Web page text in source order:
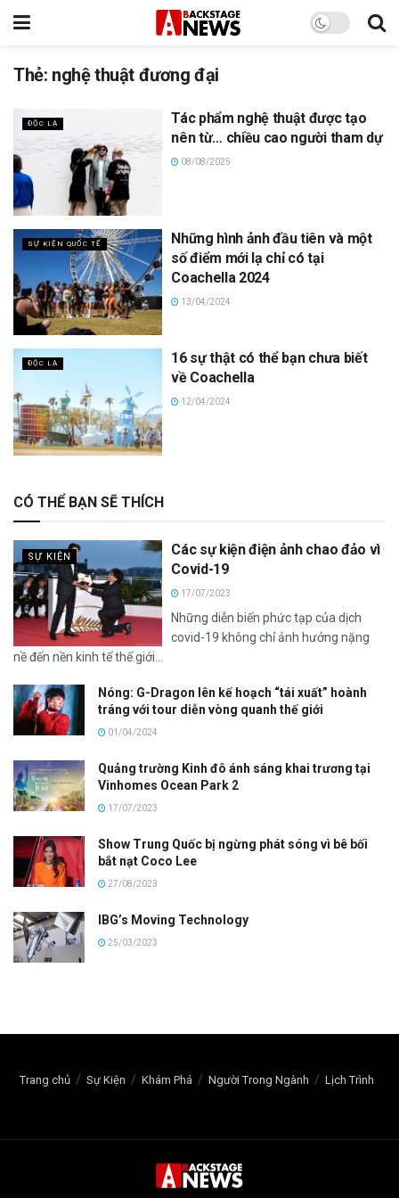
Thẻ: nghệ thuật đương đại
ĐỘC LẠ
Tác phẩm nghệ thuật được tạo
nên từ… chiều cao người tham dự
08/08/2025
SỰ KIỆN QUỐC TẾ
Những hình ảnh đầu tiên và một
số điểm mới lạ chỉ có tại
Coachella 2024
13/04/2024
ĐỘC LẠ
16 sự thật có thể bạn chưa biết
về Coachella
12/04/2024
CÓ THỂ BẠN SẼ THÍCH
SỰ KIỆN
Các sự kiện điện ảnh chao đảo vì
Covid-19
17/07/2023
Những diễn biến phức tạp của dịch
covid-19 không chỉ ảnh hưởng nặng
nề đến nền kinh tế thế giới...
Nóng: G-Dragon lên kế hoạch “tái xuất” hoành
tráng với tour diễn vòng quanh thế giới
01/04/2024
Quảng trường Kinh đô ánh sáng khai trương tại
Vinhomes Ocean Park 2
17/07/2023
Show Trung Quốc bị ngừng phát sóng vì bê bối
bắt nạt Coco Lee
27/08/2023
IBG’s Moving Technology
25/03/2023
Trang chủ Sự Kiện Khám Phá Người Trong Ngành Lịch Trình